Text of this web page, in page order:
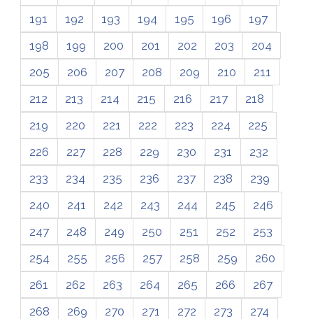
191
192 193 194 195 196
197
198
199 200 201 202 203
204
205
206 207 208 209 210
211
212
213 214 215 216 217
218
219
220 221 222 223 224
225
226
227 228 229 230 231
232
233
234 235 236 237 238
239
240
241 242 243 244 245
246
247
248 249 250 251 252
253
254
255 256 257 258 259
260
261
262 263 264 265 266
267
268
269 270 271 272 273
274